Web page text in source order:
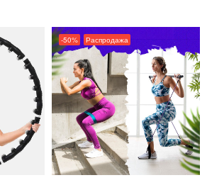
-50% Распродажа